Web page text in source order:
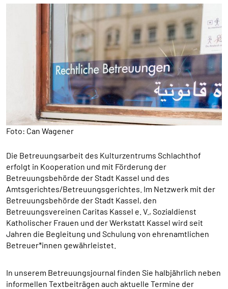
Foto: Can Wagener
Die Betreuungsarbeit des Kulturzentrums Schlachthof
erfolgt in Kooperation und mit Förderung der
Betreuungsbehörde der Stadt Kassel und des
Amtsgerichtes/Betreuungsgerichtes. Im Netzwerk mit der
Betreuungsbehörde der Stadt Kassel, den
Betreuungsvereinen Caritas Kassel e. V., Sozialdienst
Katholischer Frauen und der Werkstatt Kassel wird seit
Jahren die Begleitung und Schulung von ehrenamtlichen
Betreuer*innen gewährleistet.
In unserem Betreuungsjournal finden Sie halbjährlich neben
informellen Textbeiträgen auch aktuelle Termine der